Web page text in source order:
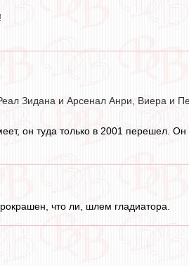
Зидана и Арсенал Анри, Виера и
он туда только в 2001 перешел.
что ли, шлем гладиатора.